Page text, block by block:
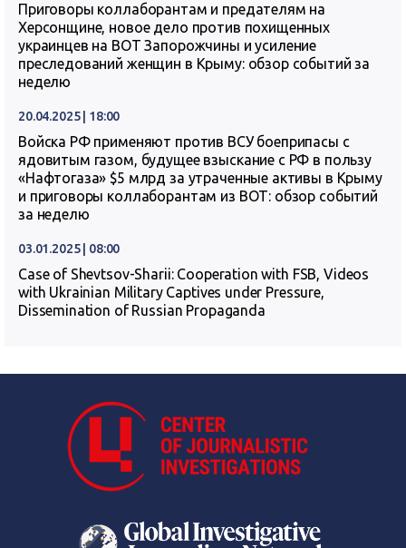
Приговоры коллаборантам и предателям на
Херсонщине, новое дело против похищенных
украинцев на ВОТ Запорожчины и усиление
преследований женщин в Крыму: обзор событий за
неделю
20.04.2025 | 18:00
Войска РФ применяют против ВСУ боеприпасы с
ядовитым газом, будущее взыскание с РФ в пользу
«Нафтогаза» $5 млрд за утраченные активы в Крыму
и приговоры коллаборантам из ВОТ: обзор событий
за неделю
03.01.2025 | 08:00
Case of Shevtsov-Sharii: Cooperation with FSB, Videos
with Ukrainian Military Captives under Pressure,
Dissemination of Russian Propaganda